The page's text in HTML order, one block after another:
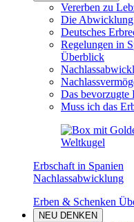
Vererben zu
Die Abwicklung
Deutsches
Regelungen in
Überblick
Das bevorzugte
Muss ich das
Erbschaft in Spanien
Nachlassabwicklung
Erben & Schenken
NEU DENKEN